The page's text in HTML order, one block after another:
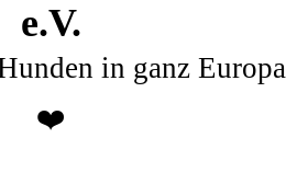
e.V.
in ganz Europa
❤️